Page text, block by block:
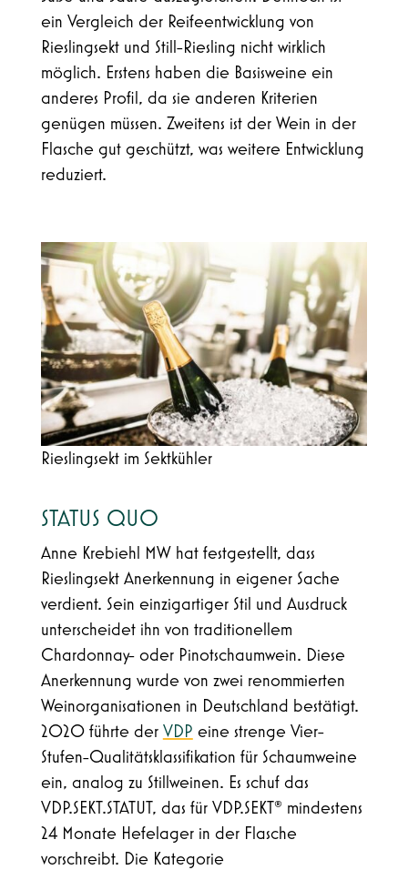
ein Vergleich der Reifeentwicklung von
Rieslingsekt und Still-Riesling nicht wirklich
möglich. Erstens haben die Basisweine ein
anderes Profil, da sie anderen Kriterien
genügen müssen. Zweitens ist der Wein in der
Flasche gut geschützt, was weitere Entwicklung
reduziert.
Rieslingsekt im Sektkühler
STATUS QUO
Anne Krebiehl MW hat festgestellt, dass
Rieslingsekt Anerkennung in eigener Sache
verdient. Sein einzigartiger Stil und Ausdruck
unterscheidet ihn von traditionellem
Chardonnay- oder Pinotschaumwein. Diese
Anerkennung wurde von zwei renommierten
Weinorganisationen in Deutschland bestätigt.
2020 führte der VDP eine strenge Vier-
Stufen-Qualitätsklassifikation für Schaumweine
ein, analog zu Stillweinen. Es schuf das
VDP.SEKT.STATUT, das für VDP.SEKT® mindestens
24 Monate Hefelager in der Flasche
vorschreibt. Die Kategorie